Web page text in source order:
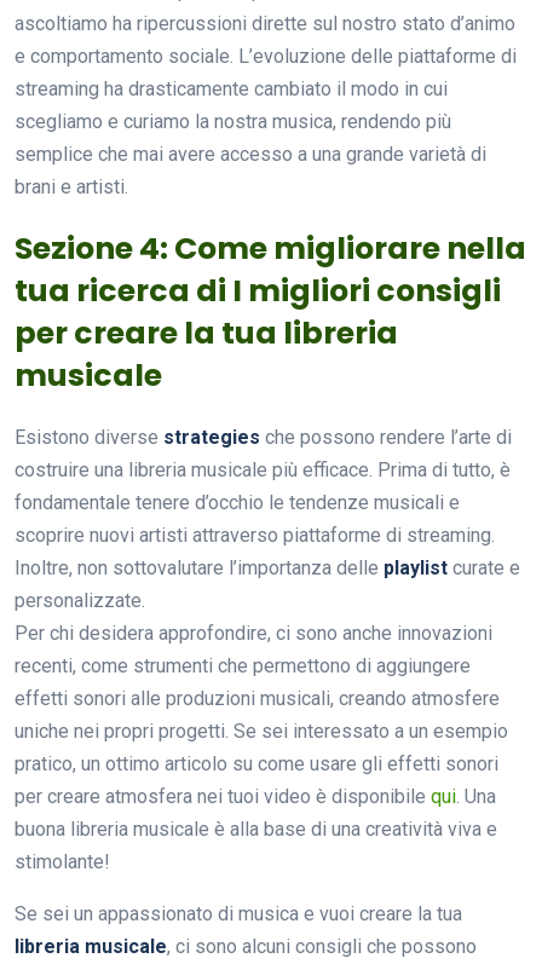
ascoltiamo ha ripercussioni dirette sul nostro stato d’animo
e comportamento sociale. L’evoluzione delle piattaforme di
streaming ha drasticamente cambiato il modo in cui
scegliamo e curiamo la nostra musica, rendendo più
semplice che mai avere accesso a una grande varietà di
brani e artisti.
Sezione 4: Come migliorare nella
tua ricerca di I migliori consigli
per creare la tua libreria
musicale
Esistono diverse strategies che possono rendere l’arte di
costruire una libreria musicale più efficace. Prima di tutto, è
fondamentale tenere d’occhio le tendenze musicali e
scoprire nuovi artisti attraverso piattaforme di streaming.
Inoltre, non sottovalutare l’importanza delle playlist curate e
personalizzate.
Per chi desidera approfondire, ci sono anche innovazioni
recenti, come strumenti che permettono di aggiungere
effetti sonori alle produzioni musicali, creando atmosfere
uniche nei propri progetti. Se sei interessato a un esempio
pratico, un ottimo articolo su come usare gli effetti sonori
per creare atmosfera nei tuoi video è disponibile qui. Una
buona libreria musicale è alla base di una creatività viva e
stimolante!
Se sei un appassionato di musica e vuoi creare la tua
libreria musicale, ci sono alcuni consigli che possono